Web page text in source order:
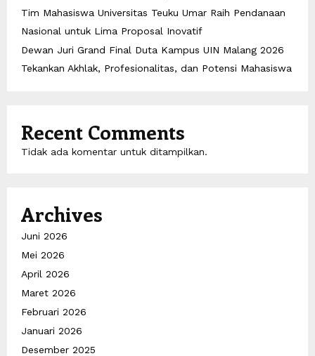
Tim Mahasiswa Universitas Teuku Umar Raih Pendanaan
Nasional untuk Lima Proposal Inovatif
Dewan Juri Grand Final Duta Kampus UIN Malang 2026
Tekankan Akhlak, Profesionalitas, dan Potensi Mahasiswa
Recent Comments
Tidak ada komentar untuk ditampilkan.
Archives
Juni 2026
Mei 2026
April 2026
Maret 2026
Februari 2026
Januari 2026
Desember 2025